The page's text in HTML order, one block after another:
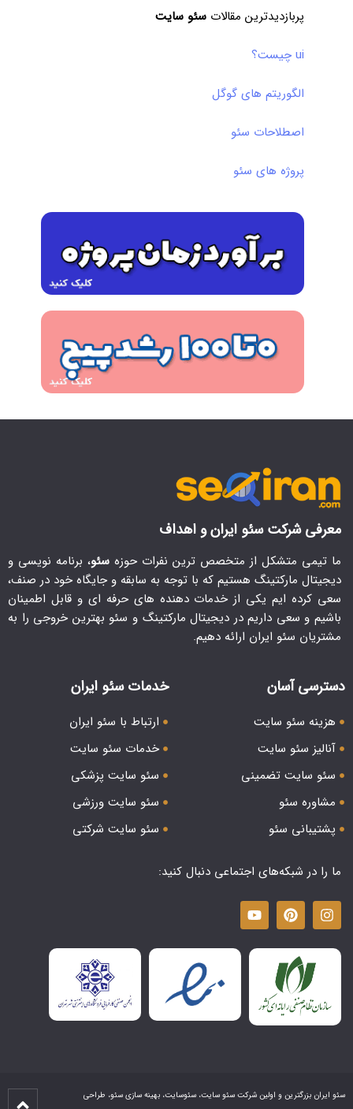
پربازدیدترین مقالات سئو سایت
ui چیست؟
الگوریتم های گوگل
اصطلاحات سئو
پروژه های سئو
معرفی شرکت سئو ایران و اهداف
ما تیمی متشکل از متخصص ترین نفرات حوزه سئو، برنامه نویسی و
دیجیتال مارکتینگ هستیم که با توجه به سابقه و جایگاه خود در صنف،
سعی کرده ایم یکی از خدمات دهنده های حرفه ای و قابل اطمینان
باشیم و سعی داریم در دیجیتال مارکتینگ و سئو بهترین خروجی را به
مشتریان سئو ایران ارائه دهیم.
دسترسی آسان
هزینه سئو سایت
آنالیز سئو سایت
سئو سایت تضمینی
مشاوره سئو
پشتیبانی سئو
خدمات سئو ایران
ارتباط با سئو ایران
خدمات سئو سایت
سئو سایت پزشکی
سئو سایت ورزشی
سئو سایت شرکتی
ما را در شبکه‌های اجتماعی دنبال کنید:
سئو ایران بزرگترین و اولین شرکت سئو سایت، سئوسایت، بهینه سازی سئو، طراحی